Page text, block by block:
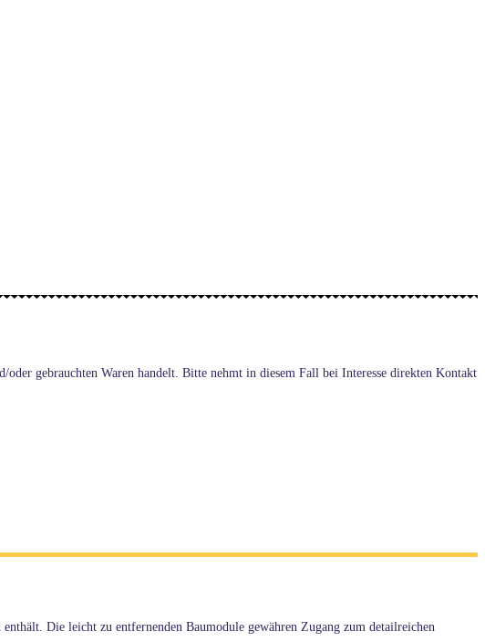
gebrauchten Waren handelt. Bitte nehmt in diesem Fall bei Interesse direkten Kontakt
Die leicht zu entfernenden Baumodule gewähren Zugang zum detailreichen